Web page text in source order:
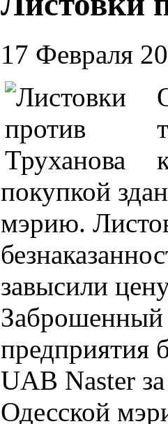
17 Февраля
покупкой
мэрию.
завысили
предприятия
UAB Naster
Одесской